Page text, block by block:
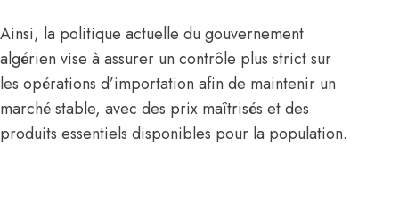
Ainsi, la politique actuelle du gouvernement
algérien vise à assurer un contrôle plus strict sur
les opérations d’importation afin de maintenir un
marché stable, avec des prix maîtrisés et des
produits essentiels disponibles pour la population.